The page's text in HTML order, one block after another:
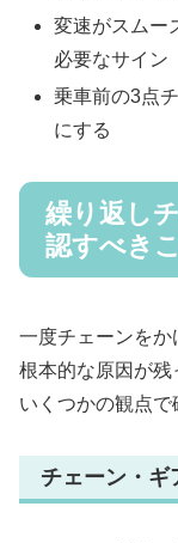
変速がスムー
必要なサイン
乗車前の3点
にする
繰り返し
認すべき
一度チェーンをか
根本的な原因が残
いくつかの観点で
チェーン・ギ